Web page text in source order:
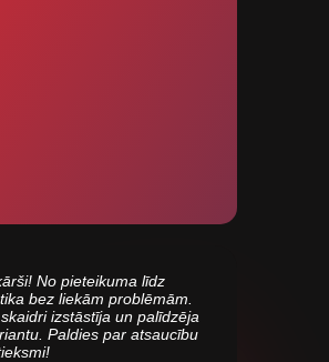
No pieteikuma līdz
bez liekām problēmām.
izstāstīja un palīdzēja
Paldies par atsaucību